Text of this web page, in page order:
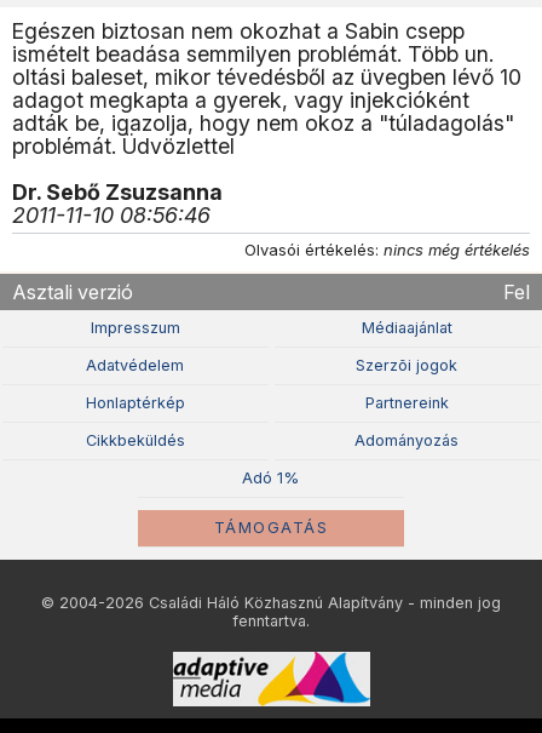
Egészen biztosan nem okozhat a Sabin csepp
ismételt beadása semmilyen problémát. Több un.
oltási baleset, mikor tévedésből az üvegben lévő 10
adagot megkapta a gyerek, vagy injekcióként
adták be, igazolja, hogy nem okoz a "túladagolás"
problémát. Üdvözlettel
Dr. Sebő Zsuzsanna
2011-11-10 08:56:46
Olvasói értékelés: nincs még értékelés
Asztali verzió Fel
Impresszum Médiaajánlat
Adatvédelem Szerzõi jogok
Honlaptérkép Partnereink
Cikkbeküldés Adományozás
Adó 1%
TÁMOGATÁS
© 2004-2026 Családi Háló Közhasznú Alapítvány - minden jog
fenntartva.